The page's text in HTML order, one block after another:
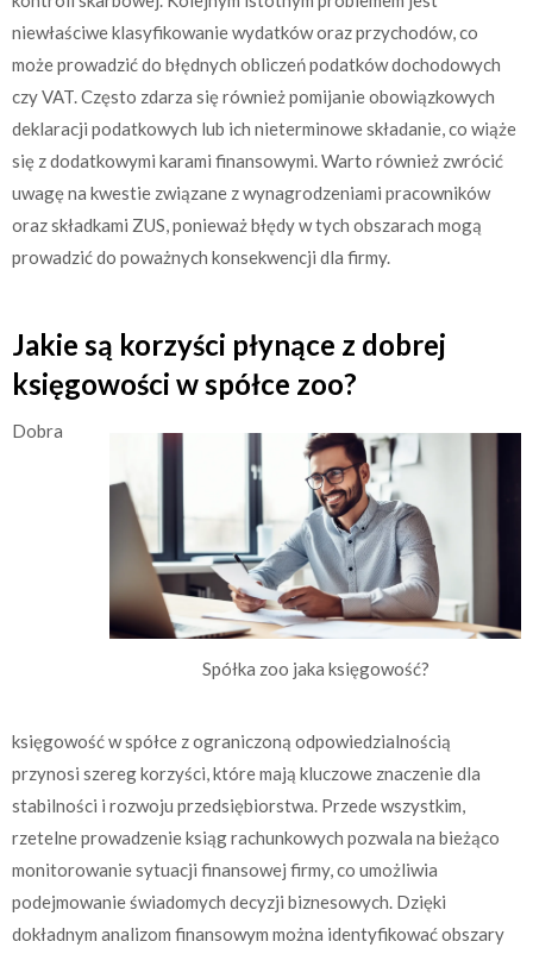
niewłaściwe klasyfikowanie wydatków oraz przychodów, co
może prowadzić do błędnych obliczeń podatków dochodowych
czy VAT. Często zdarza się również pomijanie obowiązkowych
deklaracji podatkowych lub ich nieterminowe składanie, co wiąże
się z dodatkowymi karami finansowymi. Warto również zwrócić
uwagę na kwestie związane z wynagrodzeniami pracowników
oraz składkami ZUS, ponieważ błędy w tych obszarach mogą
prowadzić do poważnych konsekwencji dla firmy.
Jakie są korzyści płynące z dobrej
księgowości w spółce zoo?
Spółka zoo jaka księgowość?
Dobra
księgowość w spółce z ograniczoną odpowiedzialnością
przynosi szereg korzyści, które mają kluczowe znaczenie dla
stabilności i rozwoju przedsiębiorstwa. Przede wszystkim,
rzetelne prowadzenie ksiąg rachunkowych pozwala na bieżąco
monitorowanie sytuacji finansowej firmy, co umożliwia
podejmowanie świadomych decyzji biznesowych. Dzięki
dokładnym analizom finansowym można identyfikować obszary